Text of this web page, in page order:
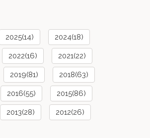
2025(14) 2024(18)
2022(16) 2021(22)
2019(81) 2018(63)
2016(55) 2015(86)
2013(28) 2012(26)